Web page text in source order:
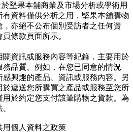
堅果本舖商業及市場分析或學術用
資料僅供分析之用，堅果本舖購物
亦絕不公布個別受訪者之任何資
條款頁面所示。
資訊或服務內容等紀錄，主要用於
品質。例如，在您已同意的情況
興趣的產品、資訊或服務內容。另
遞送您所購買之產品或服務至您所
於約定您支付該筆購物之貨款。為
用個人資料之政策